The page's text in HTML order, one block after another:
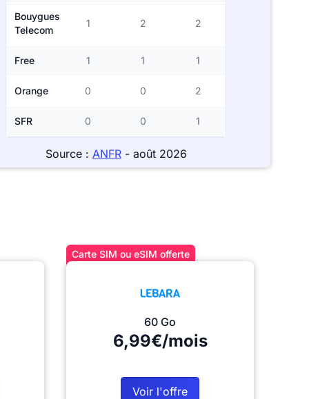
Bouygues
Telecom
1 2 2
Free 1 1 1
Orange 0 0 2
SFR 0 0 1
Source : ANFR- août 2026
Carte SIM ou eSIM offerte
60 Go
6,99€/mois
Voir l'offre